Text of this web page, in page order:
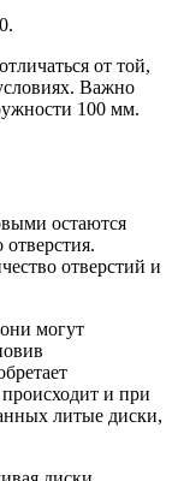
от той,
Важно
100 мм.
остаются
отверстия.
отверстий и
могут
и при
литые диски,